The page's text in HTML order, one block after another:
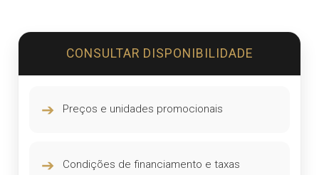
CONSULTAR DISPONIBILIDADE
➔ Preços e unidades promocionais
➔ Condições de financiamento e taxas